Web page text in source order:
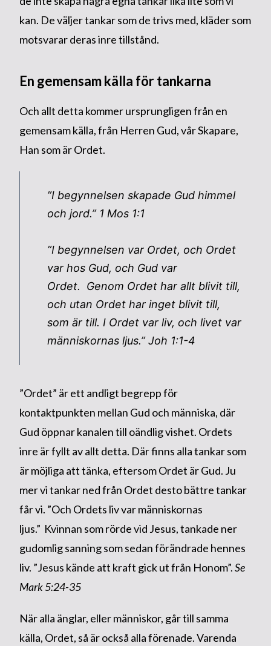
kan. De väljer tankar som de trivs med, kläder som
motsvarar deras inre tillstånd.
En gemensam källa för tankarna
Och allt detta kommer ursprungligen från en
gemensam källa, från Herren Gud, vår Skapare,
Han som är Ordet.
”I begynnelsen skapade Gud himmel
och jord.” 1 Mos 1:1
”I begynnelsen var Ordet, och Ordet
var hos Gud, och Gud var
Ordet. Genom Ordet har allt blivit till,
och utan Ordet har inget blivit till,
som är till. I Ordet var liv, och livet var
människornas ljus.”Joh 1:1-4
”Ordet” är ett andligt begrepp för
kontaktpunkten mellan Gud och människa, där
Gud öppnar kanalen till oändlig vishet. Ordets
inre är fyllt av allt detta. Där finns alla tankar som
är möjliga att tänka, eftersom Ordet är Gud. Ju
mer vi tankar ned från Ordet desto bättre tankar
får vi. ”Och Ordets liv var människornas
ljus.” Kvinnan som rörde vid Jesus, tankade ner
gudomlig sanning som sedan förändrade hennes
liv. ”Jesus kände att kraft gick ut från Honom”.Se
Mark 5:24-35
När alla änglar, eller människor, går till samma
källa, Ordet, så är också alla förenade. Varenda